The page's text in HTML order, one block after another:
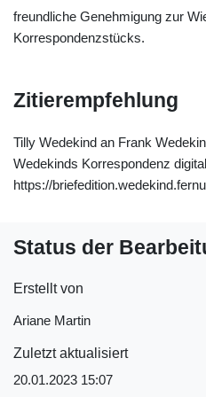
freundliche Genehmigung zur
Korrespondenzstücks.
Zitierempfehlung
Tilly Wedekind an Frank
Wedekinds Korrespondenz
https://
Status der
Erstellt von
Ariane Martin
Zuletzt aktualisiert
20.01.2023 15:07